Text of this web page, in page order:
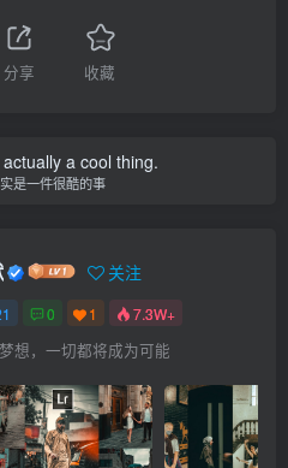
分享 收藏
a cool thing.
是一件很酷的事
关注
0 1 7.3W+
想，一切都将成为可能